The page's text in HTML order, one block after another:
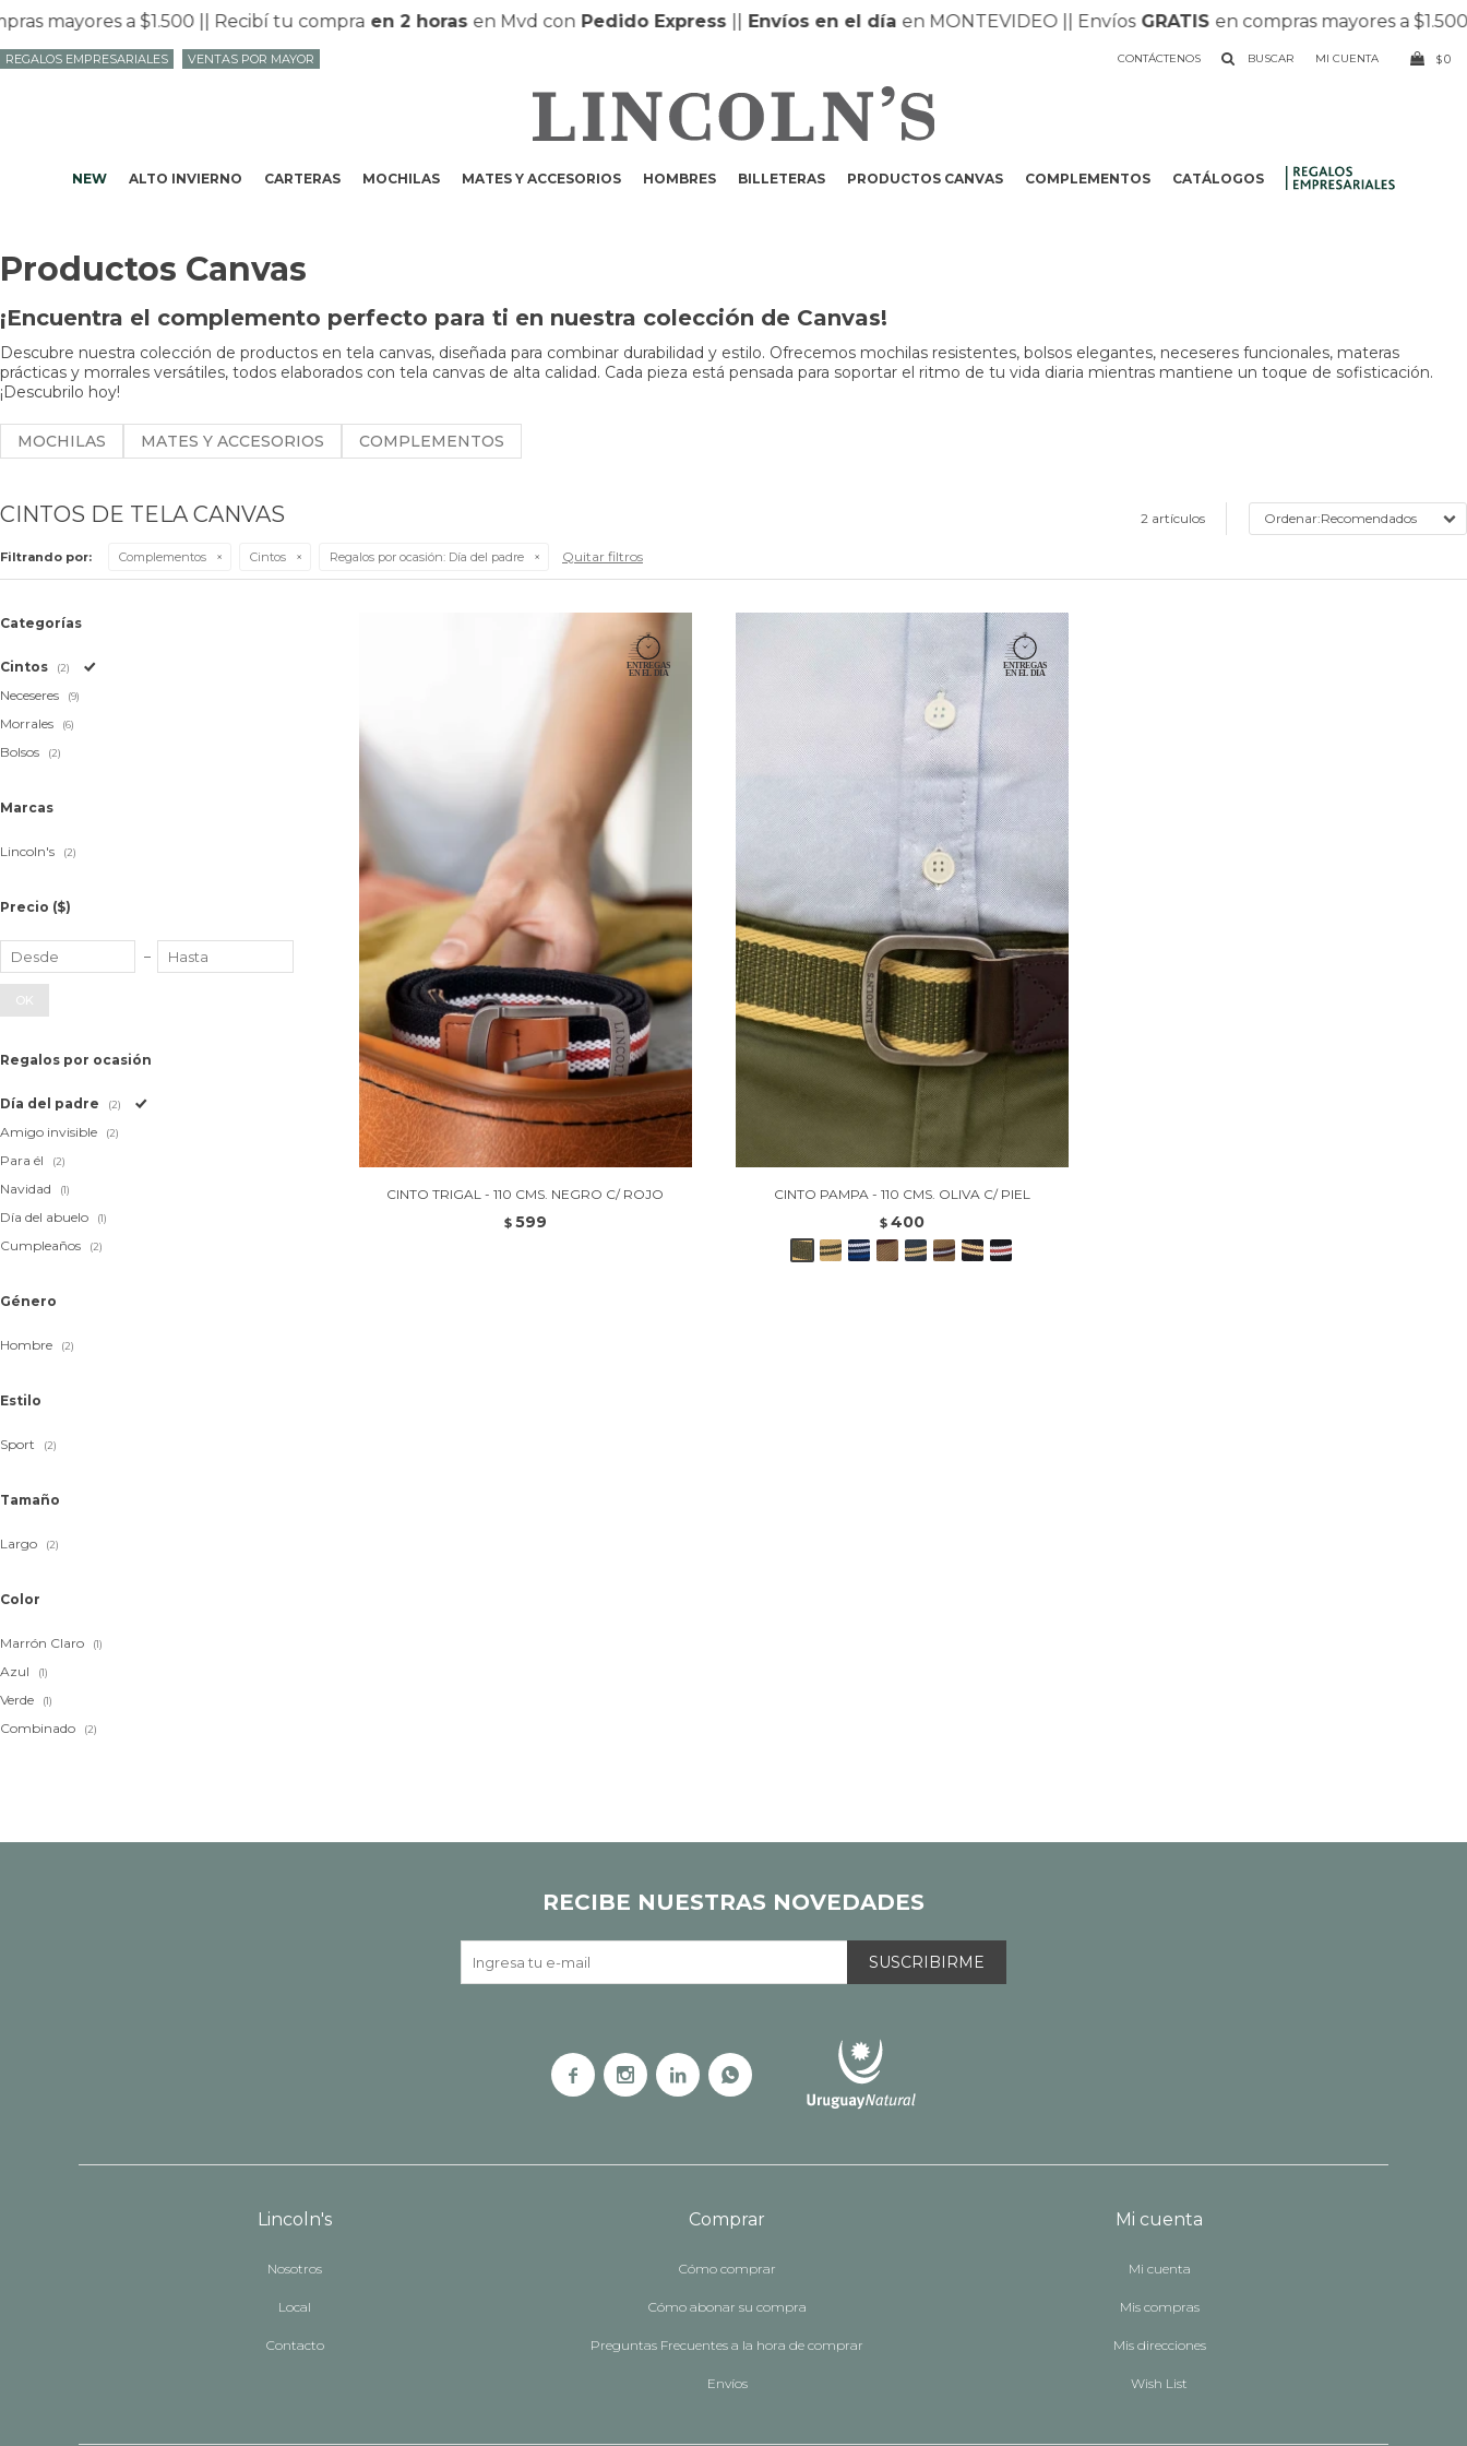
mayores a $1.500 || Recibí tu compraen 2 horasen Mvd conPedido Express||Envíos en el díaen MONTEVIDEO || EnvíosGRATISen compras mayores a $1.500 ||
NEW ALTO INVIERNO CARTERAS MOCHILAS MATES Y ACCESORIOS HOMBRES BILLETERAS PRODUCTOS CANVAS COMPLEMENTOS CATÁLOGOS
CONTÁCTENOS $0
REGALOS EMPRESARIALES VENTAS POR MAYOR
Productos Canvas
¡Encuentra el complemento perfecto para ti en nuestra colección de Canvas!
Descubre nuestra colección de productos en tela canvas, diseñada para combinar durabilidad y estilo. Ofrecemos mochilas resistentes, bolsos elegantes, neceseres funcionales, materas
prácticas y morrales versátiles, todos elaborados con tela canvas de alta calidad. Cada pieza está pensada para soportar el ritmo de tu vida diaria mientras mantiene un toque de sofisticación.
¡Descubrilo hoy!
MOCHILAS MATES Y ACCESORIOS COMPLEMENTOS
CINTOS DE TELA CANVAS 2 artículos Recomendados
Filtrando por: Complementos Cintos Regalos por ocasión: Día del padre Quitar filtros
CINTO TRIGAL - 110 CMS. NEGRO C/ ROJO
$ 599
CINTO PAMPA - 110 CMS. OLIVA C/ PIEL
$ 400
Categorías
Cintos (2)
Neceseres (9)
Morrales (6)
Bolsos (2)
Marcas
Lincoln's (2)
Precio ($)
OK
Regalos por ocasión
Día del padre (2)
Amigo invisible (2)
Para él (2)
Navidad (1)
Día del abuelo (1)
Cumpleaños (2)
Género
Hombre (2)
Estilo
Sport (2)
Tamaño
Largo (2)
Color
Marrón Claro (1)
Azul (1)
Verde (1)
Combinado (2)
Lincoln's
Nosotros
Local
Contacto
Comprar
Cómo comprar
Cómo abonar su compra
Preguntas Frecuentes a la hora de comprar
Envíos
Mi cuenta
Mi cuenta
Mis compras
Mis direcciones
Wish List
RECIBE NUESTRAS NOVEDADES
SUSCRIBIRME
   